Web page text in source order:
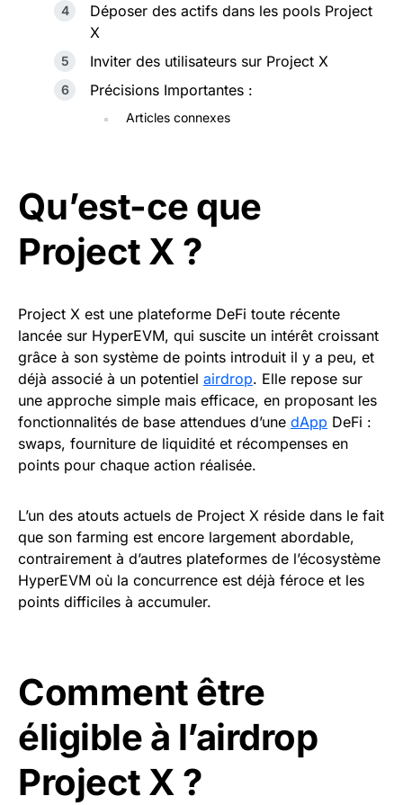
Déposer des actifs dans les pools Project
X
Inviter des utilisateurs sur Project X
Précisions Importantes :
Articles connexes
Qu’est-ce que
Project X ?
Project X est une plateforme DeFi toute récente
lancée sur HyperEVM, qui suscite un intérêt croissant
grâce à son système de points introduit il y a peu, et
déjà associé à un potentiel airdrop. Elle repose sur
une approche simple mais efficace, en proposant les
fonctionnalités de base attendues d’une dApp DeFi :
swaps, fourniture de liquidité et récompenses en
points pour chaque action réalisée.
L’un des atouts actuels de Project X réside dans le fait
que son farming est encore largement abordable,
contrairement à d’autres plateformes de l’écosystème
HyperEVM où la concurrence est déjà féroce et les
points difficiles à accumuler.
Comment être
éligible à l’airdrop
Project X ?